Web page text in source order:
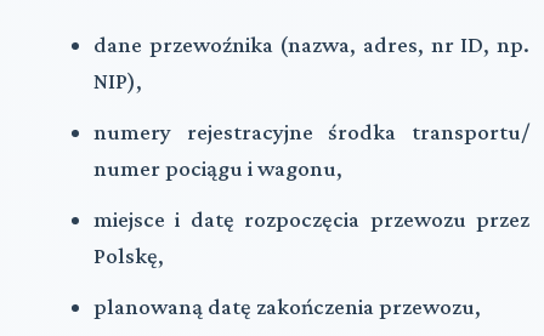
dane przewoźnika (nazwa, adres, nr ID, np.
NIP),
numery rejestracyjne środka transportu/
numer pociągu i wagonu,
miejsce i datę rozpoczęcia przewozu przez
Polskę,
planowaną datę zakończenia przewozu,